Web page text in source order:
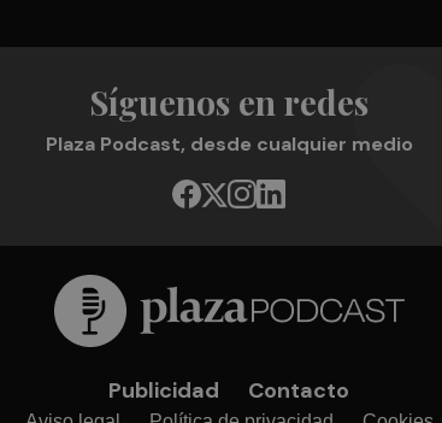
Síguenos en redes
Plaza Podcast, desde cualquier medio
Publicidad Contacto